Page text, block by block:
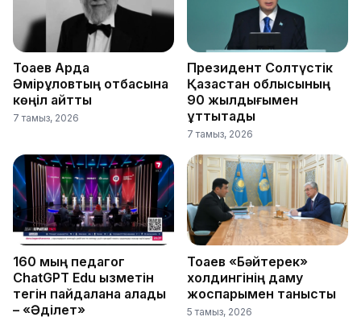
Тоқаев Ардақ
Әмірқұловтың отбасына
көңіл айтты
7 тамыз, 2026
Президент Солтүстік
Қазақстан облысының
90 жылдығымен
құттықтады
7 тамыз, 2026
160 мың педагог
ChatGPT Edu қызметін
тегін пайдалана алады
– «Әділет»
Тоқаев «Бәйтерек»
холдингінің даму
жоспарымен танысты
5 тамыз, 2026